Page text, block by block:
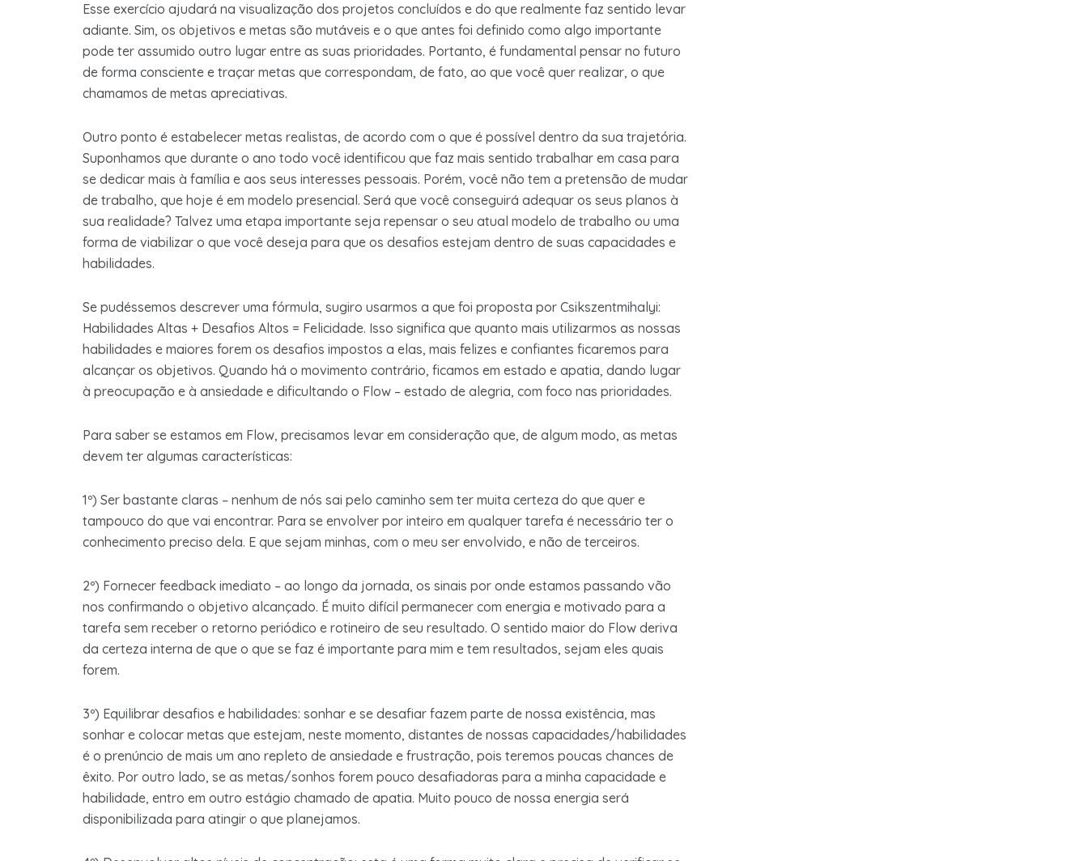
Esse exercício ajudará na visualização dos projetos concluídos e do que realmente faz sentido levar
adiante. Sim, os objetivos e metas são mutáveis e o que antes foi definido como algo importante
pode ter assumido outro lugar entre as suas prioridades. Portanto, é fundamental pensar no futuro
de forma consciente e traçar metas que correspondam, de fato, ao que você quer realizar, o que
chamamos de metas apreciativas.
Outro ponto é estabelecer metas realistas, de acordo com o que é possível dentro da sua trajetória.
Suponhamos que durante o ano todo você identificou que faz mais sentido trabalhar em casa para
se dedicar mais à família e aos seus interesses pessoais. Porém, você não tem a pretensão de mudar
de trabalho, que hoje é em modelo presencial. Será que você conseguirá adequar os seus planos à
sua realidade? Talvez uma etapa importante seja repensar o seu atual modelo de trabalho ou uma
forma de viabilizar o que você deseja para que os desafios estejam dentro de suas capacidades e
habilidades.
Se pudéssemos descrever uma fórmula, sugiro usarmos a que foi proposta por Csikszentmihalyi:
Habilidades Altas + Desafios Altos = Felicidade. Isso significa que quanto mais utilizarmos as nossas
habilidades e maiores forem os desafios impostos a elas, mais felizes e confiantes ficaremos para
alcançar os objetivos. Quando há o movimento contrário, ficamos em estado e apatia, dando lugar
à preocupação e à ansiedade e dificultando o Flow – estado de alegria, com foco nas prioridades.
Para saber se estamos em Flow, precisamos levar em consideração que, de algum modo, as metas
devem ter algumas características:
1º) Ser bastante claras – nenhum de nós sai pelo caminho sem ter muita certeza do que quer e
tampouco do que vai encontrar. Para se envolver por inteiro em qualquer tarefa é necessário ter o
conhecimento preciso dela. E que sejam minhas, com o meu ser envolvido, e não de terceiros.
2º) Fornecer feedback imediato – ao longo da jornada, os sinais por onde estamos passando vão
nos confirmando o objetivo alcançado. É muito difícil permanecer com energia e motivado para a
tarefa sem receber o retorno periódico e rotineiro de seu resultado. O sentido maior do Flow deriva
da certeza interna de que o que se faz é importante para mim e tem resultados, sejam eles quais
forem.
3º) Equilibrar desafios e habilidades: sonhar e se desafiar fazem parte de nossa existência, mas
sonhar e colocar metas que estejam, neste momento, distantes de nossas capacidades/habilidades
é o prenúncio de mais um ano repleto de ansiedade e frustração, pois teremos poucas chances de
êxito. Por outro lado, se as metas/sonhos forem pouco desafiadoras para a minha capacidade e
habilidade, entro em outro estágio chamado de apatia. Muito pouco de nossa energia será
disponibilizada para atingir o que planejamos.